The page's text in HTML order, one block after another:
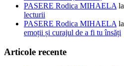
PASERE Rodica MIHAELA la
lecturii
PASERE Rodica MIHAELA la
emoții și curajul de a fi tu însăți
Articole recente